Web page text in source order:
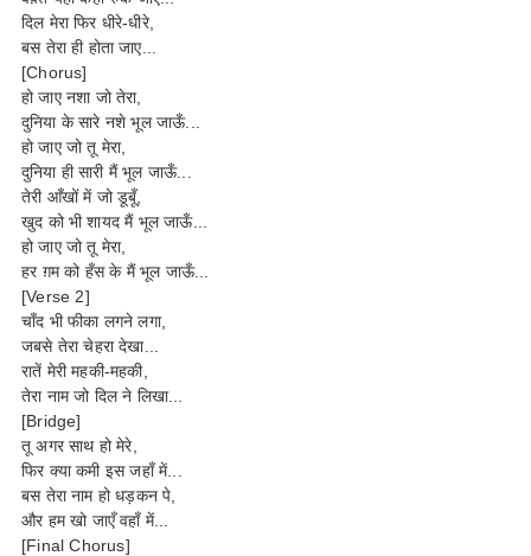
दिल मेरा फिर धीरे-धीरे,
बस तेरा ही होता जाए...
[Chorus]
हो जाए नशा जो तेरा,
दुनिया के सारे नशे भूल जाऊँ...
हो जाए जो तू मेरा,
दुनिया ही सारी मैं भूल जाऊँ...
तेरी आँखों में जो डूबूँ,
खुद को भी शायद मैं भूल जाऊँ...
हो जाए जो तू मेरा,
हर ग़म को हँस के मैं भूल जाऊँ...
[Verse 2]
चाँद भी फीका लगने लगा,
जबसे तेरा चेहरा देखा...
रातें मेरी महकी-महकी,
तेरा नाम जो दिल ने लिखा...
[Bridge]
तू अगर साथ हो मेरे,
फिर क्या कमी इस जहाँ में...
बस तेरा नाम हो धड़कन पे,
और हम खो जाएँ वहाँ में...
[Final Chorus]